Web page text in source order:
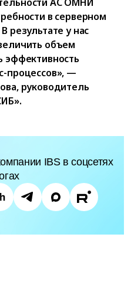
в серверном
результате у нас
объем
эффективность
процессов», —
руководитель
IBS в соцсетях